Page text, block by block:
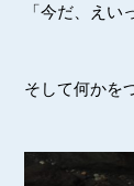
「今だ、えい
そして何かを